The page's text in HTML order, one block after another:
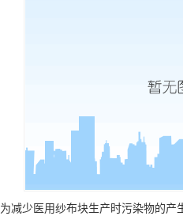
为减少医用纱布块生产时污染物的